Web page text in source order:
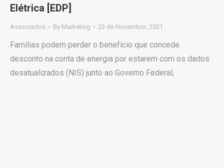
Elétrica [EDP]
Associados By Marketing 23 de Novembro, 2021
Famílias podem perder o benefício que concede
desconto na conta de energia por estarem com os dados
desatualizados (NIS) junto ao Governo Federal;